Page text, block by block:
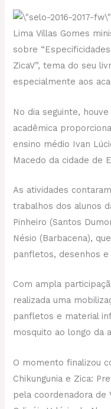
Lima Villas Gomes
sobre
ZicaV”, tema do seu
especialmente aos
No dia seguinte,
acadêmica
ensino médio Ivan
Macedo da cidade de
As atividades
trabalhos dos alunos
Pinheiro (Santos
Nésio (Barbacena),
panfletos, desenhos
Com ampla
realizada uma
panfletos e material
mosquito ao longo da
O momento finalizou
Chikungunia e Zica:
pela coordenadora de